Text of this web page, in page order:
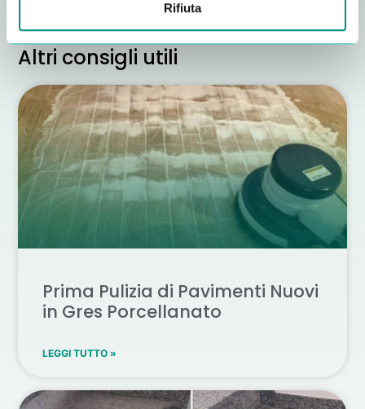
Rifiuta
Altri consigli utili
Prima Pulizia di Pavimenti Nuovi
in Gres Porcellanato
LEGGI TUTTO »